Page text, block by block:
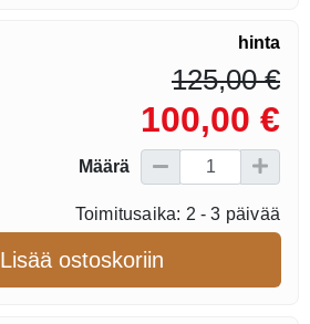
hinta
125,00 €
100,00 €
Määrä
Toimitusaika: 2 - 3 päivää
Lisää ostoskoriin